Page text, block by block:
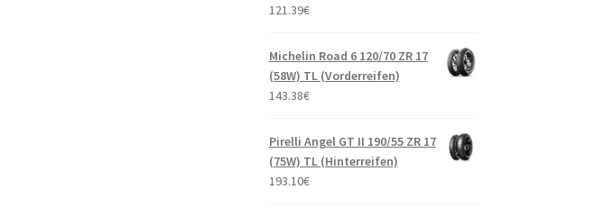
121.39€
Michelin Road 6 120/70 ZR 17
(58W) TL (Vorderreifen)
143.38€
Pirelli Angel GT II 190/55 ZR 17
(75W) TL (Hinterreifen)
193.10€